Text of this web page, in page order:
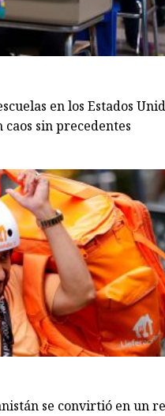
en los Estados
sin precedentes
se convirtió en un